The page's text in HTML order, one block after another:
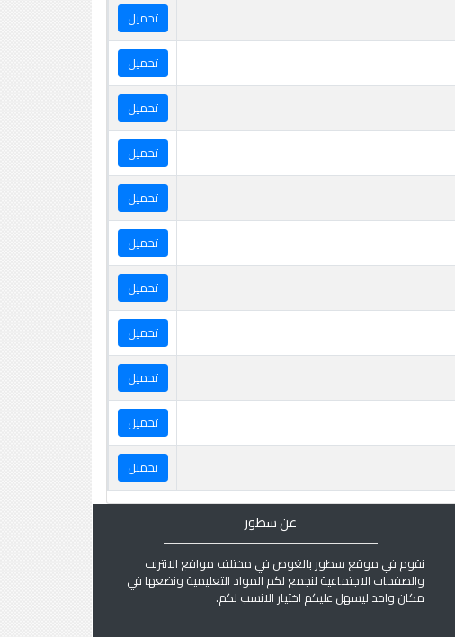
تحميل
تحميل
تحميل
تحميل
تحميل
تحميل
تحميل
تحميل
تحميل
تحميل
تحميل
عن سطور
نقوم في موقع سطور بالغوص في مختلف مواقع الانترنت
والصفحات الاجتماعية لنجمع لكم المواد التعليمية ونضعها في
مكان واحد ليسهل عليكم اختيار الانسب لكم.